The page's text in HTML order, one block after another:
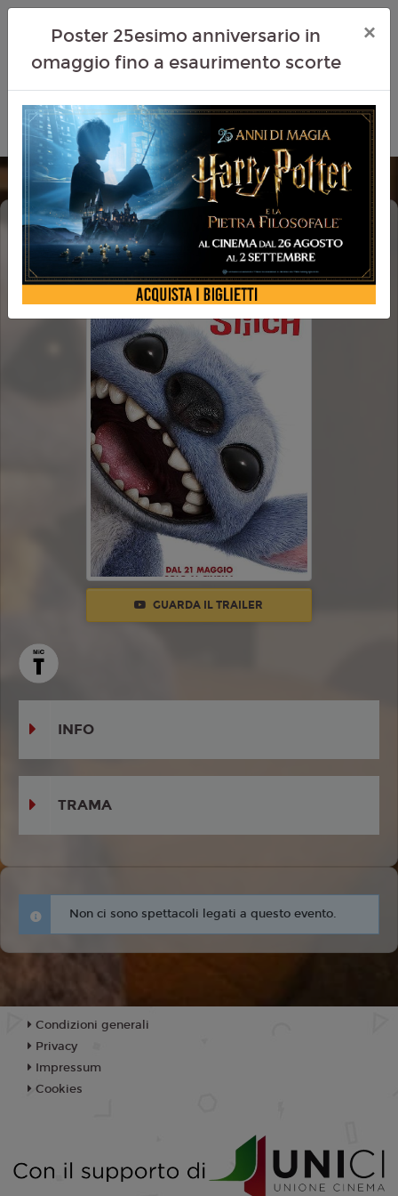
LILO & STITCH
GUARDA IL TRAILER
INFO
TRAMA
Non ci sono spettacoli legati a questo evento.
Poster 25esimo anniversario in
omaggio fino a esaurimento scorte
×
Condizioni generali
Privacy
Impressum
Cookies